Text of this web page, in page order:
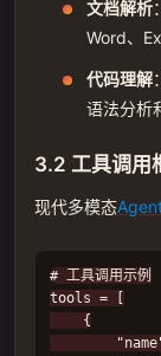
文档解析
Word、
代码理解
语法分析
3.2 工具调用
现代多模态
# 工具调用示例
tools = [
    {